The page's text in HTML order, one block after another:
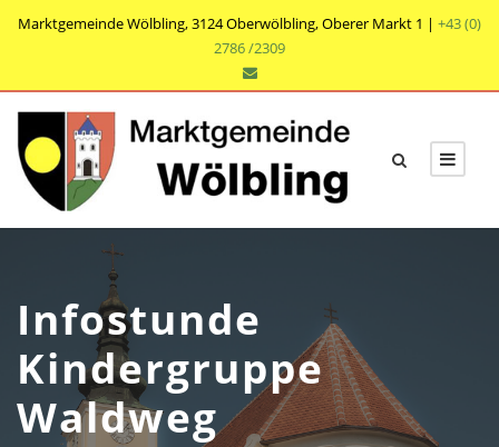
Marktgemeinde Wölbling, 3124 Oberwölbling, Oberer Markt 1 | +43 (0)
2786 /2309
Infostunde
Kindergruppe
Waldweg